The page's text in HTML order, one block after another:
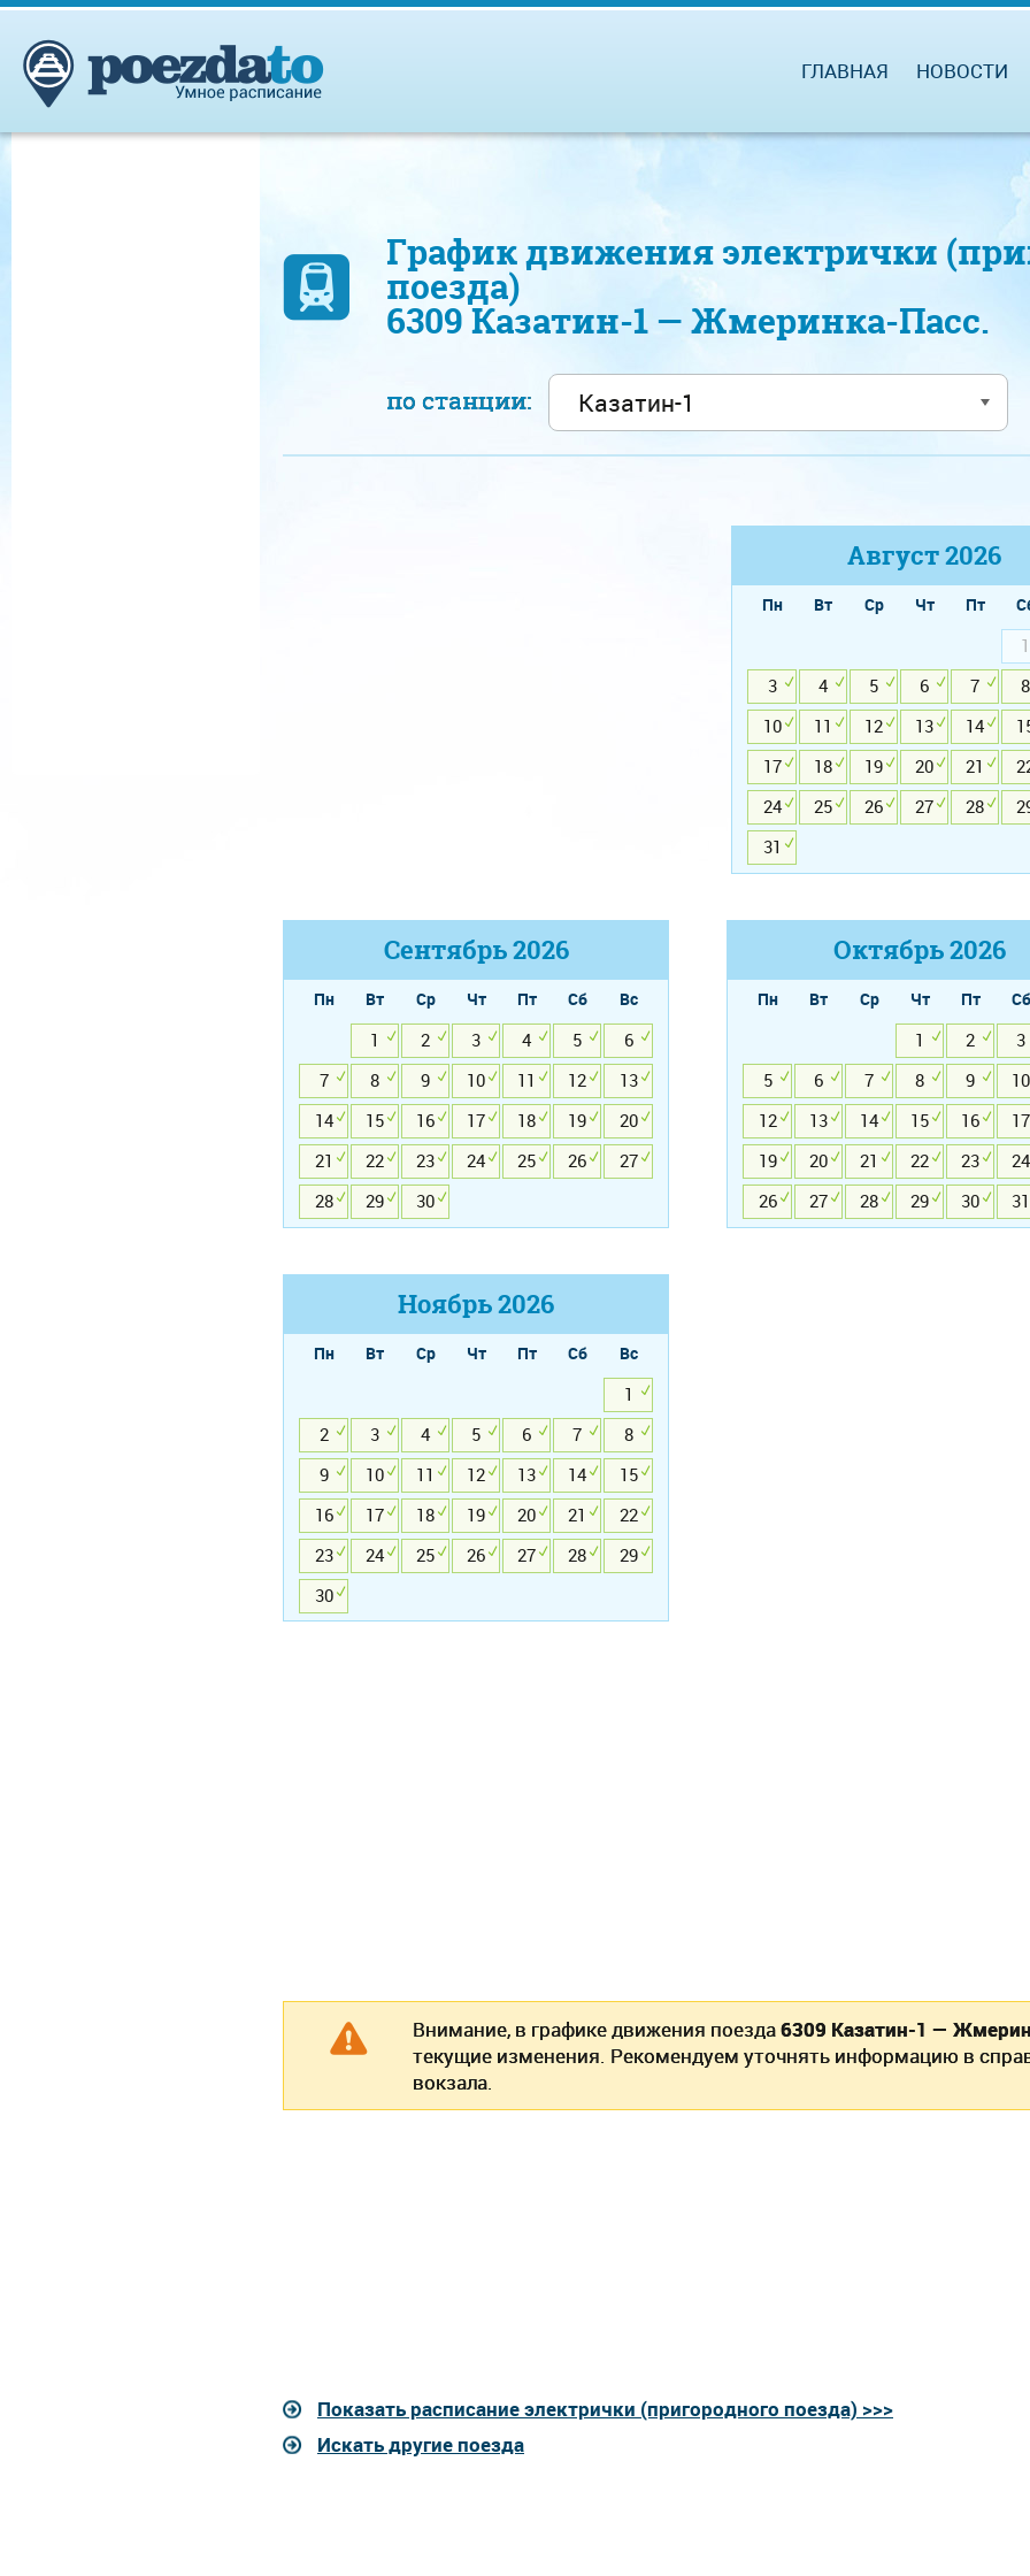
ГЛАВНАЯ НОВОСТИ
График движения электрички
поезда)
6309 Казатин-1 — Жмеринка-Пасс.
по станции:
Август2026
Пн Вт Ср Чт Пт
1
3
4 5 6 7 8
10
11 12 13 14
17
18 19 20 21
24
25 26 27 28
31
Сентябрь2026
Пн Вт Ср Чт Пт Сб
Вс
1
2 3 4 5
6
7
8 9 10 11 12
13
14
15 16 17 18 19
20
21
22 23 24 25 26
27
28
29 30
Октябрь2026
Пн Вт Ср Чт Пт Сб
1
2 3
5
6 7 8 9 10
12
13 14 15 16 17
19
20 21 22 23 24
26
27 28 29 30 31
Ноябрь2026
Пн Вт Ср Чт Пт Сб
Вс
1
2
3 4 5 6 7
8
9
10 11 12 13 14
15
16
17 18 19 20 21
22
23
24 25 26 27 28
29
30
Внимание, в графике движения поезда6309 Казатин-1 —
текущие изменения. Рекомендуем уточнять информацию в
вокзала.
Показать расписание электрички (пригородного поезда) >>>
Искать другие поезда